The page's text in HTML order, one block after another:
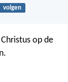
volgen
op de